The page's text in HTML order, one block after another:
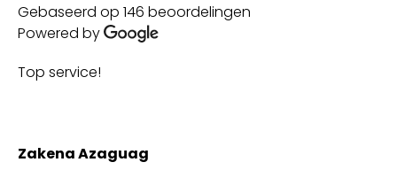
Gebaseerd op 146 beoordelingen
Powered by
Top service!
Zakena Azaguag